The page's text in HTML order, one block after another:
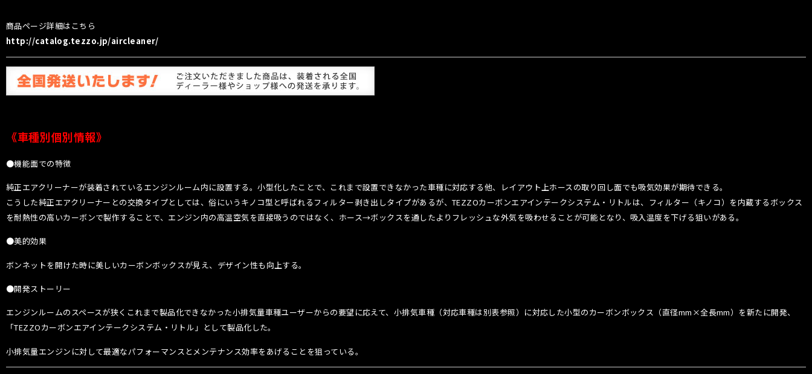
商品ページ詳細はこちら
http://catalog.tezzo.jp/aircleaner/
《車種別個別情報》
●機能面での特徴
純正エアクリーナーが装着されているエンジンルーム内に設置する。小型化したことで、これまで設置できなかった車種に対応する他、レイアウト上ホースの取り回し面でも吸気効果が期待できる。
こうした純正エアクリーナーとの交換タイプとしては、俗にいうキノコ型と呼ばれるフィルター剥き出しタイプがあるが、TEZZOカーボンエアインテークシステム・リトルは、フィルター（キノコ）を内蔵するボックス
を耐熱性の高いカーボンで製作することで、エンジン内の高温空気を直接吸うのではなく、ホース→ボックスを通したよりフレッシュな外気を吸わせることが可能となり、吸入温度を下げる狙いがある。
●美的効果
ボンネットを開けた時に美しいカーボンボックスが見え、デザイン性も向上する。
●開発ストーリー
エンジンルームのスペースが狭くこれまで製品化できなかった小排気量車種ユーザーからの要望に応えて、小排気車種（対応車種は別表参照）に対応した小型のカーボンボックス（直径mm×全長mm）を新たに開発、
「TEZZOカーボンエアインテークシステム・リトル」として製品化した。
小排気量エンジンに対して最適なパフォーマンスとメンテナンス効率をあげることを狙っている。